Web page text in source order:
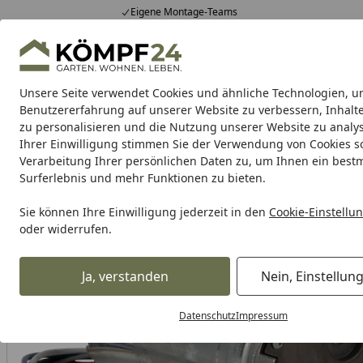
Unsere Seite verwendet Cookies und ähnliche Technologien,
Benutzererfahrung auf unserer Website zu verbessern,
zu personalisieren und die Nutzung unserer Website zu
Ihrer Einwilligung stimmen Sie der Verwendung von Cookies
Verarbeitung Ihrer persönlichen Daten zu, um Ihnen ein
Surferlebnis und mehr Funktionen zu bieten.
Sie können Ihre Einwilligung jederzeit in den Cookie-
oder widerrufen.
Ja, verstanden Nein,
DatenschutzImpressum
Eigene Montage-Teams
Hotline0 71 588 01 81
Mo-Fr. 8-16 Uhr 25.956 Bewertungen
Alle Produkte
Alle ProdukteHighlights Tipps & Tricks
Garten Gartenhaus Gerätehaus Carport &
Startseite